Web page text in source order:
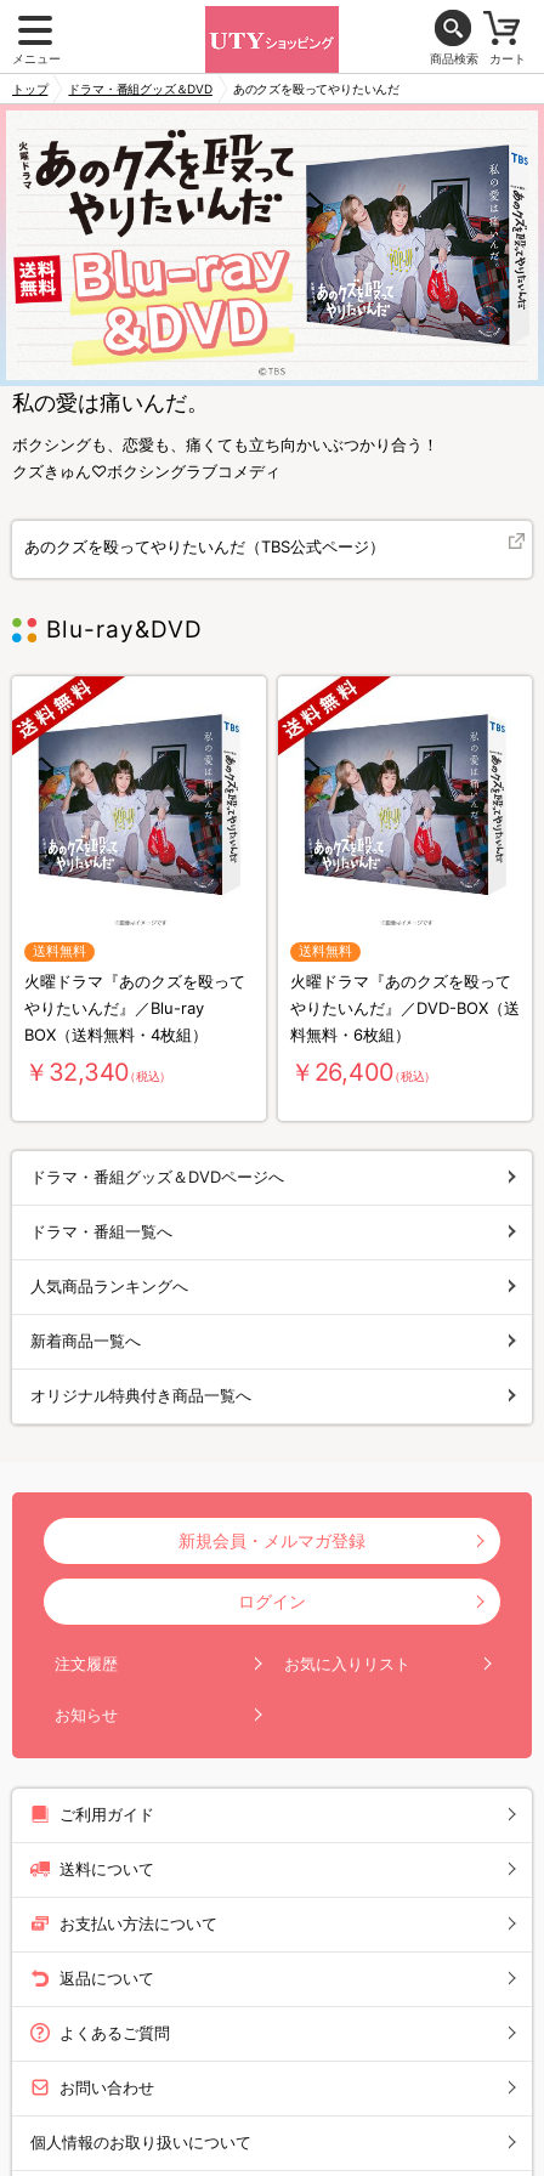
メニュー 商品検索 カート
トップ ドラマ・番組グッズ＆DVD あのクズを殴ってやりたいんだ
私の愛は痛いんだ。
ボクシングも、恋愛も、痛くても立ち向かいぶつかり合う！
クズきゅん♡ボクシングラブコメディ
あのクズを殴ってやりたいんだ（TBS公式ページ）
Blu-ray&DVD
送料無料
火曜ドラマ『あのクズを殴って
やりたいんだ』／Blu-ray
BOX（送料無料・4枚組）
￥32,340（税込）
送料無料
火曜ドラマ『あのクズを殴って
やりたいんだ』／DVD-BOX（送
料無料・6枚組）
￥26,400（税込）
ドラマ・番組グッズ＆DVDページへ
ドラマ・番組一覧へ
人気商品ランキングへ
新着商品一覧へ
オリジナル特典付き商品一覧へ
新規会員・メルマガ登録
ログイン
注文履歴 お気に入りリスト
お知らせ
ご利用ガイド
送料について
お支払い方法について
返品について
よくあるご質問
お問い合わせ
個人情報のお取り扱いについて